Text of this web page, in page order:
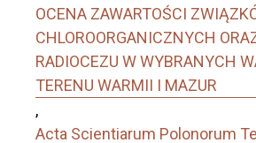
OCENA ZAWARTOŚCI
CHLOROORGANICZNYCH
RADIOCEZU W WYBRANYCH
TERENU WARMII I MAZUR
,
Acta Scientiarum Polonorum